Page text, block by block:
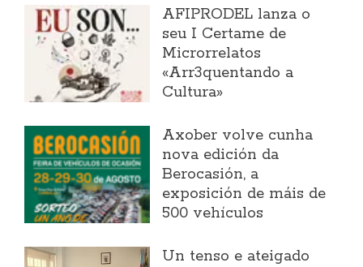
AFIPRODEL lanza o
seu I Certame de
Microrrelatos
«Arr3quentando a
Cultura»
Axober volve cunha
nova edición da
Berocasión, a
exposición de máis de
500 vehículos
Un tenso e ateigado